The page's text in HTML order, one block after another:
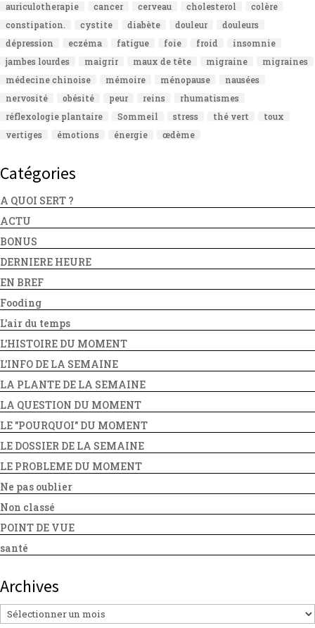
auriculotherapie
cancer cerveau cholesterol
colère
constipation.
cystite diabète douleur
douleurs
dépression
eczéma fatigue foie froid
insomnie
jambes lourdes
maigrir maux de tête migraine
migraines
médecine chinoise
mémoire ménopause
nausées
nervosité
obésité peur reins
rhumatismes
réflexologie plantaire
Sommeil stress thé vert
toux
vertiges
émotions énergie œdème
Catégories
A QUOI SERT ?
ACTU
BONUS
DERNIERE HEURE
EN BREF
Fooding
L'air du temps
L'HISTOIRE DU MOMENT
L'INFO DE LA SEMAINE
LA PLANTE DE LA SEMAINE
LA QUESTION DU MOMENT
LE "POURQUOI" DU MOMENT
LE DOSSIER DE LA SEMAINE
LE PROBLEME DU MOMENT
Ne pas oublier
Non classé
POINT DE VUE
santé
Archives
Archives